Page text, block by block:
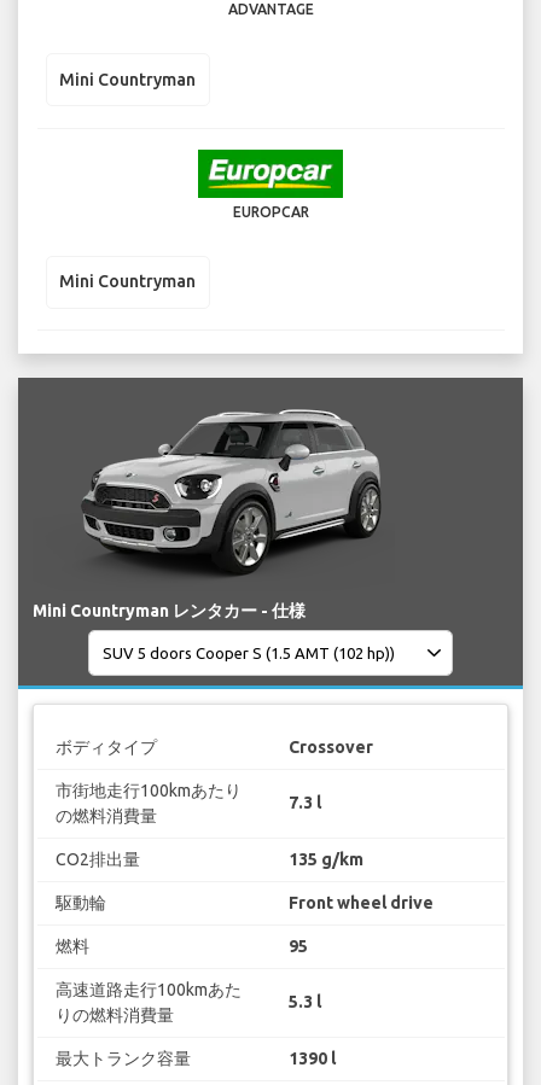
ADVANTAGE
Mini Countryman
EUROPCAR
Mini Countryman
Mini Countryman レンタカー - 仕様
ボディタイプ Crossover
市街地走行100kmあたり
の燃料消費量
7.3 l
CO2排出量 135 g/km
駆動輪 Front wheel drive
燃料 95
高速道路走行100kmあた
りの燃料消費量
5.3 l
最大トランク容量 1390 l